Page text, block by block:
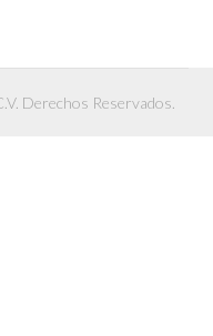
Derechos Reservados.